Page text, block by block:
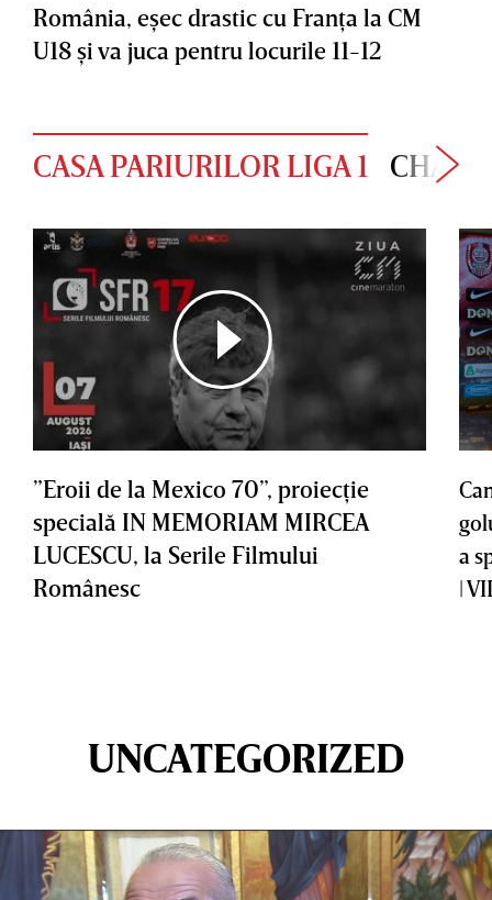
România, eşec drastic cu Franţa la CM
U18 şi va juca pentru locurile 11-12
CASA PARIURILOR LIGA 1
”Eroii de la Mexico 70”, proiecţie
specială IN MEMORIAM MIRCEA
LUCESCU, la Serile Filmului
Românesc
a
|
UNCATEGORIZED